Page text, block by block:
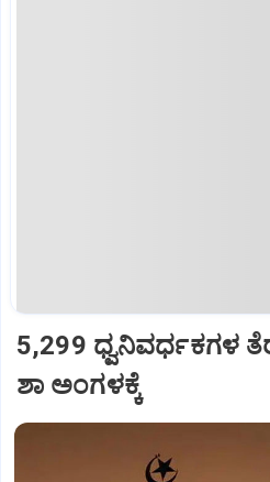
5,299 ಧ್ವನಿವರ್ಧಕಗಳ
ಶಾ ಅಂಗಳಕ್ಕೆ